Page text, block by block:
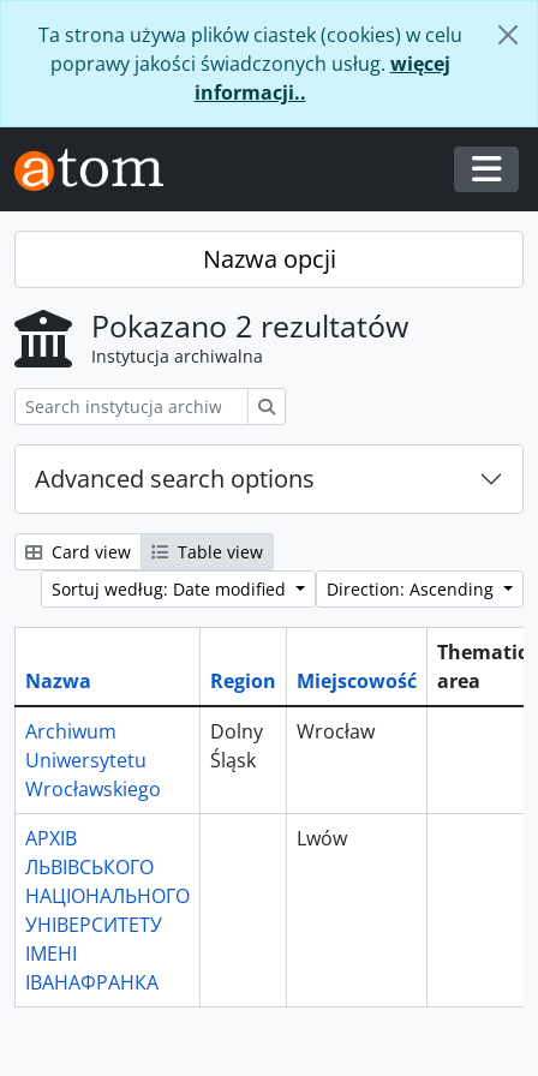
Ta strona używa plików ciastek (cookies) w celu
poprawy jakości świadczonych usług. więcej
informacji..
Nazwa opcji
Pokazano 2 rezultatów
Instytucja archiwalna
Advanced search options
Card view
Table view
Sortuj według: Date modified
Direction: Ascending
Nazwa Region Miejscowość
Thematic
area
Archiwum
Uniwersytetu
Wrocławskiego
Dolny
Śląsk
Wrocław
АРХІВ
ЛЬВІВСЬКОГО
НАЦІОНАЛЬНОГО
УНІВЕРСИТЕТУ
ІМЕНІ
ІВАНАФРАНКА
Lwów